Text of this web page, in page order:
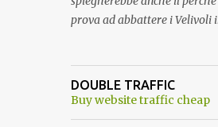
prova ad abbattere i Velivoli
alcuna notizia di un'invasione
aereo NATO da parte di un
DOUBLE TRAFFIC
Buy website traffic cheap